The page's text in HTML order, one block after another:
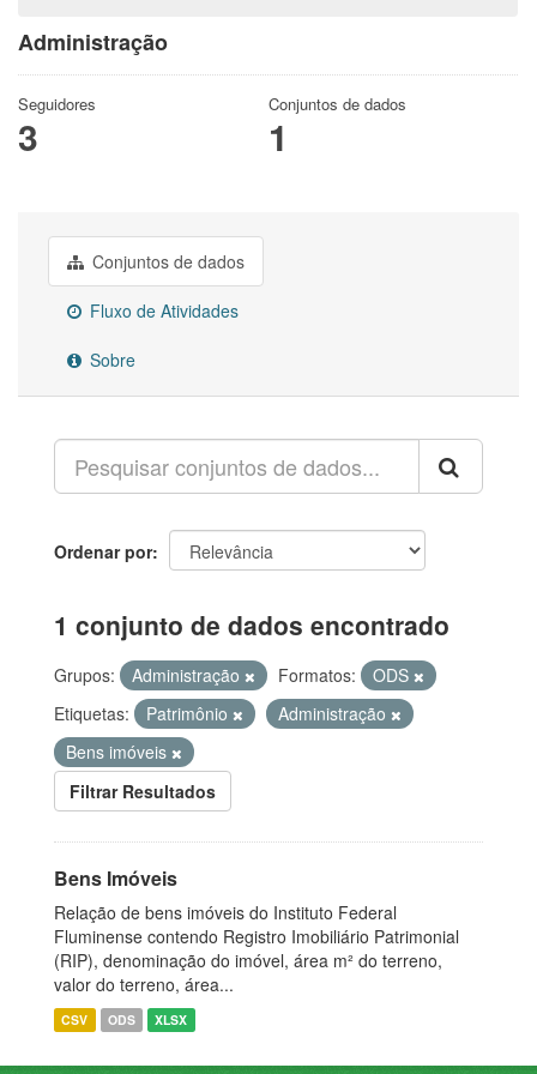
Administração
Seguidores
3
Conjuntos de dados
1
Conjuntos de dados
Fluxo de Atividades
Sobre
Ordenar por
1 conjunto de dados encontrado
Grupos: Administração Formatos:
ODS
Etiquetas:
Patrimônio
Administração
Bens imóveis
Filtrar Resultados
Bens Imóveis
Relação de bens imóveis do Instituto Federal
Fluminense contendo Registro Imobiliário Patrimonial
(RIP), denominação do imóvel, área m² do terreno,
valor do terreno, área...
CSV ODS XLSX